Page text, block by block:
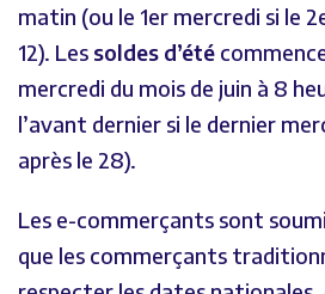
matin (ou le 1er mercredi si le
12). Les soldes d’été
mercredi du mois de juin à 8
l’avant dernier si le dernier
après le 28).
Les e-commerçants sont
que les commerçants